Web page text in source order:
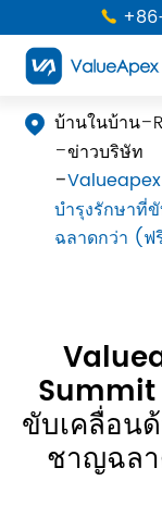

 บ้านในบ้าน
ข่าวบริษัท
บำรุงรักษาที่
ฉลาดกว่า (
Summit
ขับเคลื่อน
ชาญฉล